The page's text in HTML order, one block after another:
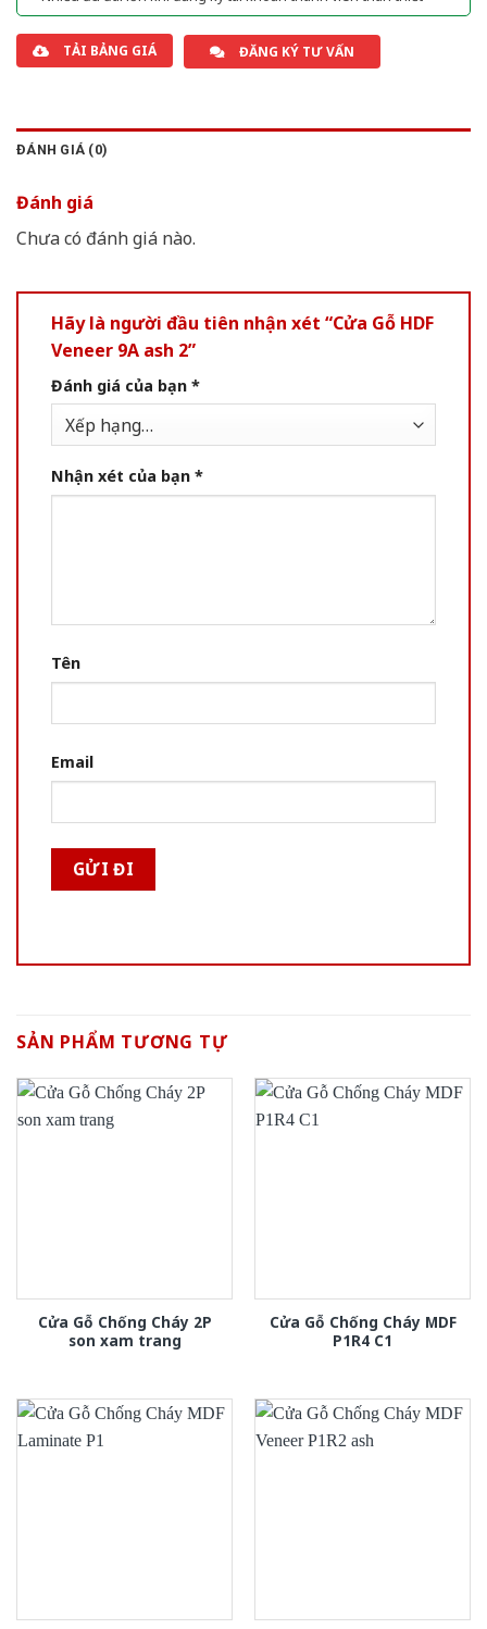
TẢI BẢNG GIÁ ĐĂNG KÝ TƯ VẤN
ĐÁNH GIÁ (0)
Đánh giá
Chưa có đánh giá nào.
Hãy là người đầu tiên nhận xét “Cửa Gỗ HDF
Veneer 9A ash 2”
Đánh giá của bạn *
Nhận xét của bạn *
Tên
Email
SẢN PHẨM TƯƠNG TỰ
Cửa Gỗ Chống Cháy 2P
son xam trang
Cửa Gỗ Chống Cháy MDF
P1R4 C1